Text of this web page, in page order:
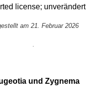
license; unverändert
am 21. Februar 2026
und Zygnema